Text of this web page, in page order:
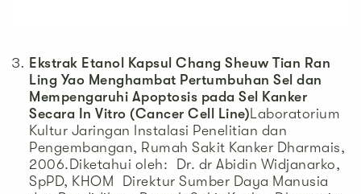
Ekstrak Etanol Kapsul Chang Sheuw Tian Ran
Ling Yao Menghambat Pertumbuhan Sel dan
Mempengaruhi Apoptosis pada Sel Kanker
Secara In Vitro (Cancer Cell Line)Laboratorium
Kultur Jaringan Instalasi Penelitian dan
Pengembangan, Rumah Sakit Kanker Dharmais,
2006.Diketahui oleh: Dr. dr Abidin Widjanarko,
SpPD, KHOM Direktur Sumber Daya Manusia